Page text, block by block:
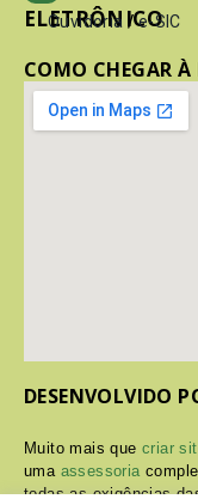
ELETRÔNICO
Ouvidoria / e-SIC
COMO CHEGAR À
DESENVOLVIDO
Muito mais quecriar
uma assessoria
todas as exigências